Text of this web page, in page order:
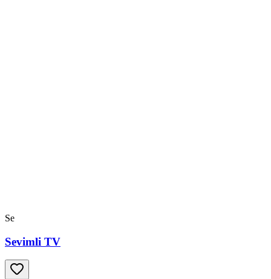
Se
Sevimli TV